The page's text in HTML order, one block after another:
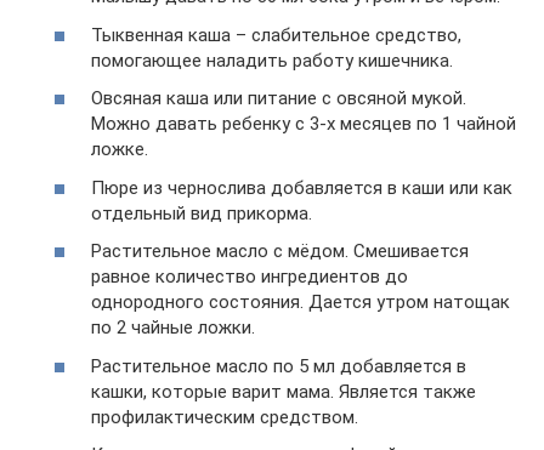
Тыквенная каша – слабительное средство,
помогающее наладить работу кишечника.
Овсяная каша или питание с овсяной мукой.
Можно давать ребенку с 3-х месяцев по 1 чайной
ложке.
Пюре из чернослива добавляется в каши или как
отдельный вид прикорма.
Растительное масло с мёдом. Смешивается
равное количество ингредиентов до
однородного состояния. Дается утром натощак
по 2 чайные ложки.
Растительное масло по 5 мл добавляется в
кашки, которые варит мама. Является также
профилактическим средством.